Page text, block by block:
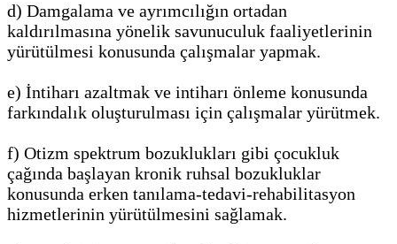
d) Damgalama ve ayrımcılığın ortadan
kaldırılmasına yönelik savunuculuk faaliyetlerinin
yürütülmesi konusunda çalışmalar yapmak.
e) İntiharı azaltmak ve intiharı önleme konusunda
farkındalık oluşturulması için çalışmalar yürütmek.
f) Otizm spektrum bozuklukları gibi çocukluk
çağında başlayan kronik ruhsal bozukluklar
konusunda erken tanılama-tedavi-rehabilitasyon
hizmetlerinin yürütülmesini sağlamak.